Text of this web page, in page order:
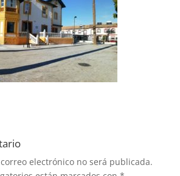
electrónico no será publicada.